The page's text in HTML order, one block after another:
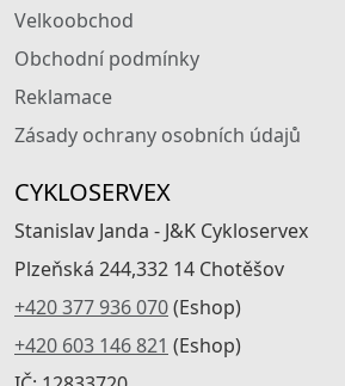
Velkoobchod
Obchodní podmínky
Reklamace
Zásady ochrany osobních údajů
CYKLOSERVEX
Stanislav Janda - J&K Cykloservex
Plzeňská 244,332 14 Chotěšov
+420 377 936 070(Eshop)
+420 603 146 821 (Eshop)